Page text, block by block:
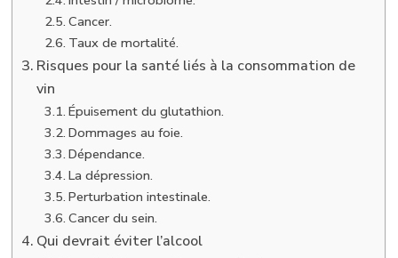
Cancer.
Taux de mortalité.
Risques pour la santé liés à la consommation de
vin
Épuisement du glutathion.
Dommages au foie.
Dépendance.
La dépression.
Perturbation intestinale.
Cancer du sein.
Qui devrait éviter l’alcool